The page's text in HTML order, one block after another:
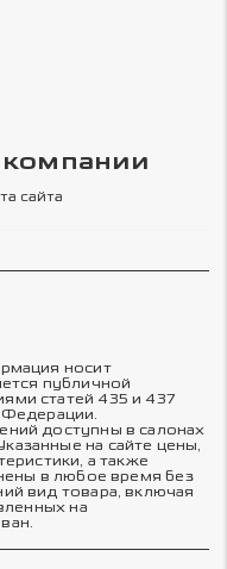
сайта
носит
публичной
статей 435 и 437
Федерации.
доступны в салонах
на сайте цены,
а также
в любое время без
вид товара, включая
на